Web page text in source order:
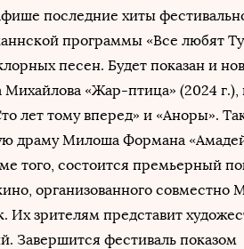
последние хиты
программы «Все любят
песен. Будет показан и
«Жар-птица» (2024 г.),
лет тому вперед» и «Аноры».
драму Милоша Формана
того, состоится премьерный
организованного
Их зрителям представит
Завершится фестиваль показом